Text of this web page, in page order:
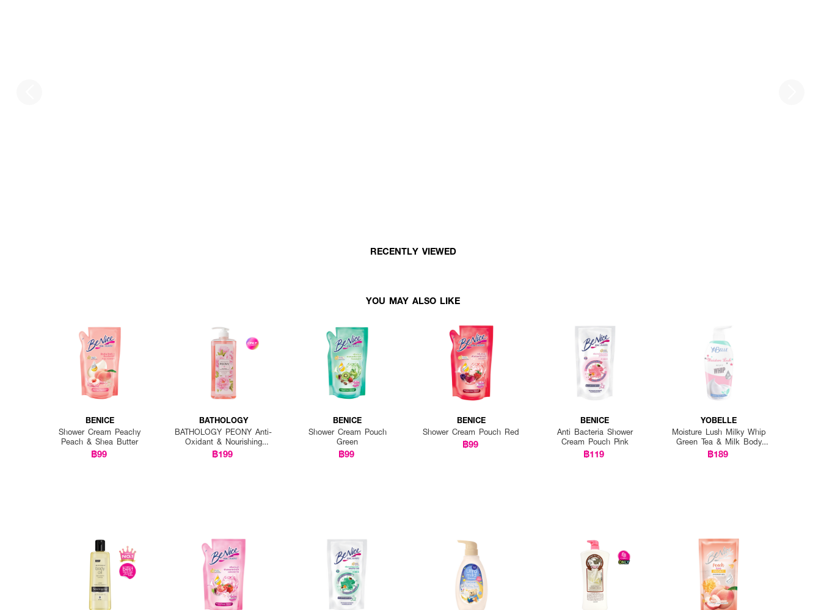
RECENTLY VIEWED
YOU MAY ALSO LIKE
BENICE
Shower Cream Peachy
Peach & Shea Butter
฿99
BATHOLOGY
BATHOLOGY PEONY Anti-
Oxidant & Nourishing
Shower Gel
฿199
BENICE
Shower Cream Pouch
Green
฿99
BENICE
Shower Cream Pouch Red
฿99
BENICE
Anti Bacteria Shower
Cream Pouch Pink
฿119
YOBELLE
Moisture Lush Milky Whip
Green Tea & Milk Body
Wash
฿189